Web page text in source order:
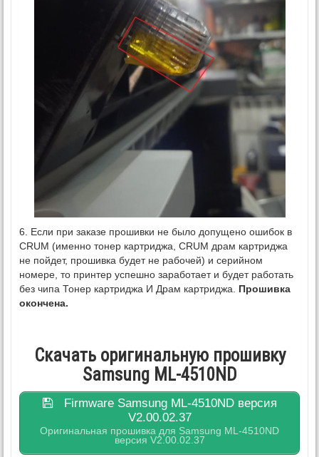
6. Если при заказе прошивки не было допущено ошибок в
CRUM (именно тонер картриджа, CRUM драм картриджа
не пойдет, прошивка будет не рабочей) и серийном
номере, то принтер успешно заработает и будет работать
без чипа Тонер картриджа И Драм картриджа. Прошивка
окончена.
Скачать оригинальную прошивку
Samsung ML-4510ND
Firmware Samsung ML-4510ND версия
V2.00.02.37
Оригинальная прошивка для Samsung ML-4510ND
версия V2.00.02.37